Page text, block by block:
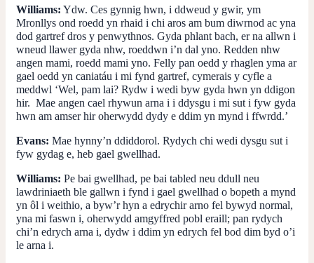
Williams: Ydw. Ces gynnig hwn, i ddweud y gwir, ym
Mronllys ond roedd yn rhaid i chi aros am bum diwrnod ac yna
dod gartref dros y penwythnos. Gyda phlant bach, er na allwn i
wneud llawer gyda nhw, roeddwn i’n dal yno. Redden nhw
angen mami, roedd mami yno. Felly pan oedd y rhaglen yma ar
gael oedd yn caniatáu i mi fynd gartref, cymerais y cyfle a
meddwl ‘Wel, pam lai? Rydw i wedi byw gyda hwn yn ddigon
hir. Mae angen cael rhywun arna i i ddysgu i mi sut i fyw gyda
hwn am amser hir oherwydd dydy e ddim yn mynd i ffwrdd.’
Evans: Mae hynny’n ddiddorol. Rydych chi wedi dysgu sut i
fyw gydag e, heb gael gwellhad.
Williams: Pe bai gwellhad, pe bai tabled neu ddull neu
lawdriniaeth ble gallwn i fynd i gael gwellhad o bopeth a mynd
yn ôl i weithio, a byw’r hyn a edrychir arno fel bywyd normal,
yna mi faswn i, oherwydd amgyffred pobl eraill; pan rydych
chi’n edrych arna i, dydw i ddim yn edrych fel bod dim byd o’i
le arna i.